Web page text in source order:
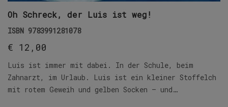
Oh Schreck, der Luis ist weg!
ISBN 9783991281078
€ 12,00
Luis ist immer mit dabei. In der Schule, beim
Zahnarzt, im Urlaub. Luis ist ein kleiner Stoffelch
mit rotem Geweih und gelben Socken – und…